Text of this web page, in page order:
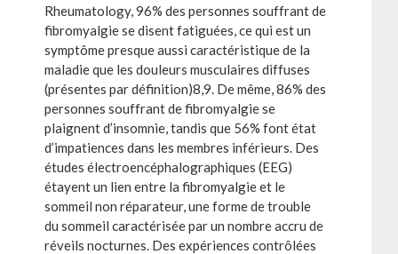
Rheumatology, 96% des personnes souffrant de
fibromyalgie se disent fatiguées, ce qui est un
symptôme presque aussi caractéristique de la
maladie que les douleurs musculaires diffuses
(présentes par définition)8,9. De même, 86% des
personnes souffrant de fibromyalgie se
plaignent d’insomnie, tandis que 56% font état
d’impatiences dans les membres inférieurs. Des
études électroencéphalographiques (EEG)
étayent un lien entre la fibromyalgie et le
sommeil non réparateur, une forme de trouble
du sommeil caractérisée par un nombre accru de
réveils nocturnes. Des expériences contrôlées